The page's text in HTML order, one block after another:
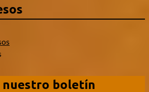
nuestro boletín